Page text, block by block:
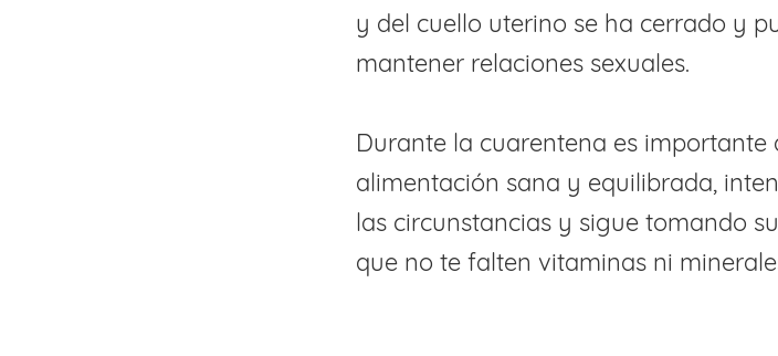
y del cuello uterino se ha cerrado y
mantener relaciones sexuales.
Durante la cuarentena es importante
alimentación sana y equilibrada,
las circunstancias y sigue tomando
que no te falten vitaminas ni